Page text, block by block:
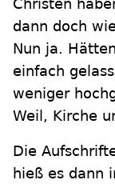
Christen
dann doch
Nun ja.
einfach
weniger
Weil, Kirche
Die
hieß es dann